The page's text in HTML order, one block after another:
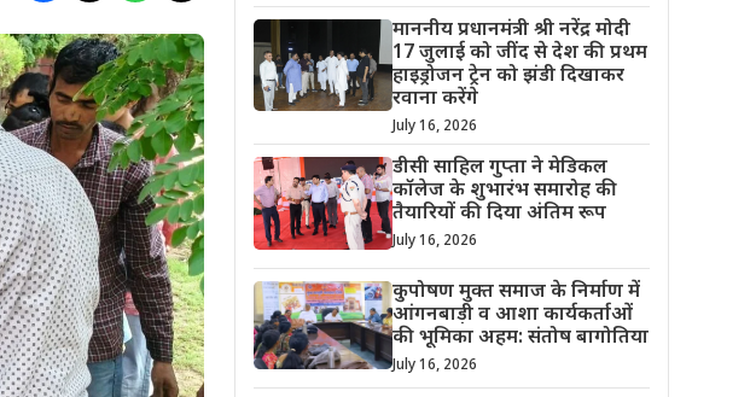
माननीय प्रधानमंत्री श्री नरेंद्र मोदी
17 जुलाई को जींद से देश की प्रथम
हाइड्रोजन ट्रेन को झंडी दिखाकर
रवाना करेंगे
July 16, 2026
डीसी साहिल गुप्ता ने मेडिकल
कॉलेज के शुभारंभ समारोह की
तैयारियों की दिया अंतिम रूप
July 16, 2026
कुपोषण मुक्त समाज के निर्माण में
आंगनबाड़ी व आशा कार्यकर्ताओं
की भूमिका अहम: संतोष बागोतिया
July 16, 2026